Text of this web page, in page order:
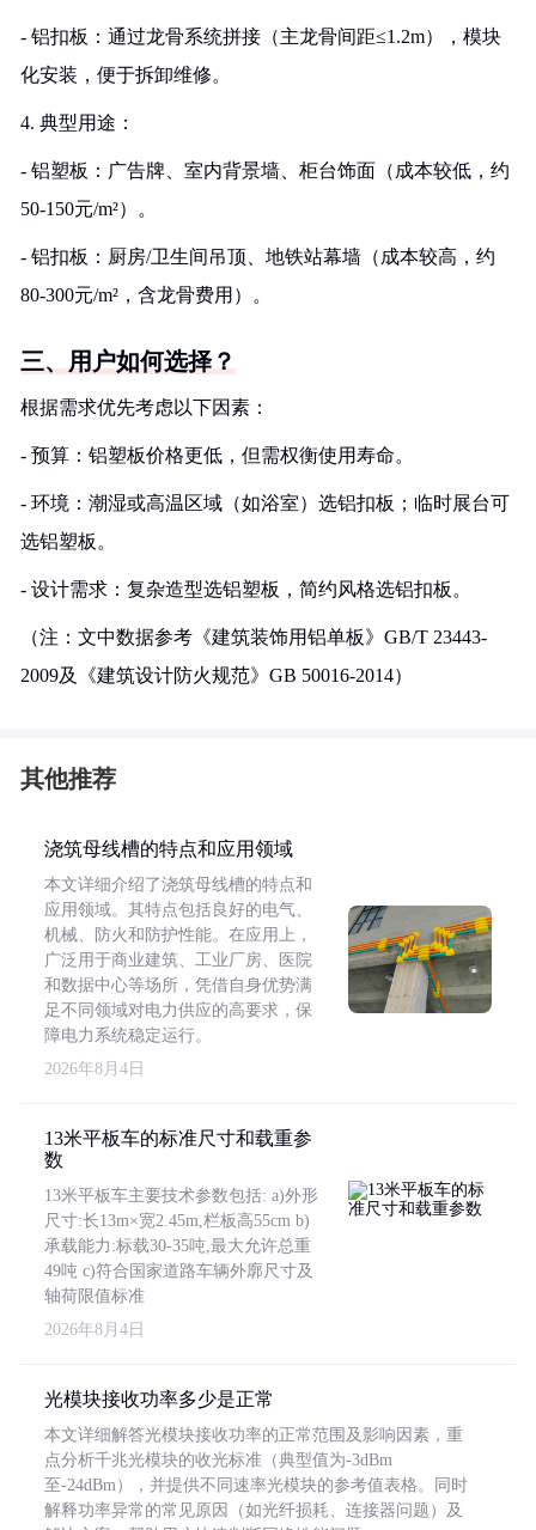
- 铝扣板：通过龙骨系统拼接（主龙骨间距≤1.2m），模块
化安装，便于拆卸维修。
4. 典型用途：
- 铝塑板：广告牌、室内背景墙、柜台饰面（成本较低，约
50-150元/m²）。
- 铝扣板：厨房/卫生间吊顶、地铁站幕墙（成本较高，约
80-300元/m²，含龙骨费用）。
三、用户如何选择？
根据需求优先考虑以下因素：
- 预算：铝塑板价格更低，但需权衡使用寿命。
- 环境：潮湿或高温区域（如浴室）选铝扣板；临时展台可
选铝塑板。
- 设计需求：复杂造型选铝塑板，简约风格选铝扣板。
（注：文中数据参考《建筑装饰用铝单板》GB/T 23443-
2009及《建筑设计防火规范》GB 50016-2014）
其他推荐
浇筑母线槽的特点和应用领域
本文详细介绍了浇筑母线槽的特点和
应用领域。其特点包括良好的电气、
机械、防火和防护性能。在应用上，
广泛用于商业建筑、工业厂房、医院
和数据中心等场所，凭借自身优势满
足不同领域对电力供应的高要求，保
障电力系统稳定运行。
2026年8月4日
13米平板车的标准尺寸和载重参
数
13米平板车主要技术参数包括: a)外形
尺寸:长13m×宽2.45m,栏板高55cm b)
承载能力:标载30-35吨,最大允许总重
49吨 c)符合国家道路车辆外廓尺寸及
轴荷限值标准
2026年8月4日
光模块接收功率多少是正常
本文详细解答光模块接收功率的正常范围及影响因素，重
点分析千兆光模块的收光标准（典型值为-3dBm
至-24dBm），并提供不同速率光模块的参考值表格。同时
解释功率异常的常见原因（如光纤损耗、连接器问题）及